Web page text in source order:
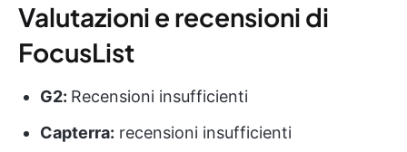
Valutazioni e recensioni di
FocusList
G2: Recensioni insufficienti
Capterra: recensioni insufficienti